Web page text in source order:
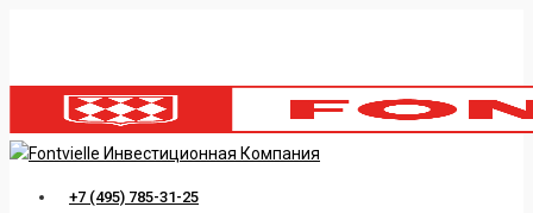
content
Menu
+7 (495) 785-31-25